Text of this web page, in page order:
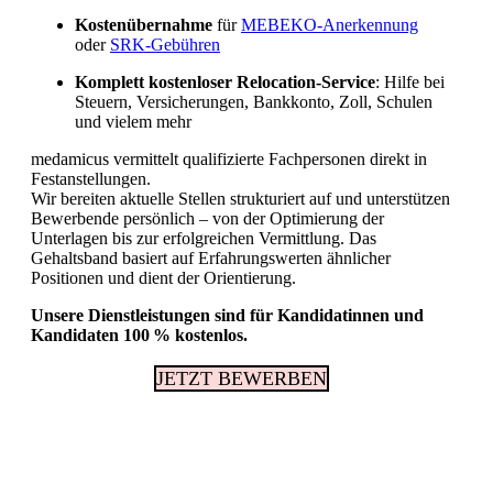
Kostenübernahme fürMEBEKO-Anerkennung
oder SRK-Gebühren
Komplett kostenloser Relocation-Service: Hilfe bei
Steuern, Versicherungen, Bankkonto, Zoll, Schulen
und vielem mehr
medamicus vermittelt qualifizierte Fachpersonen direkt in
Festanstellungen.
Wir bereiten aktuelle Stellen strukturiert auf und unterstützen
Bewerbende persönlich – von der Optimierung der
Unterlagen bis zur erfolgreichen Vermittlung. Das
Gehaltsband basiert auf Erfahrungswerten ähnlicher
Positionen und dient der Orientierung.
Unsere Dienstleistungen sind für Kandidatinnen und
Kandidaten 100 % kostenlos.
JETZT BEWERBEN